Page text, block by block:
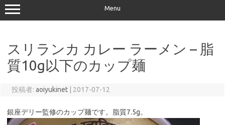
Menu
スリランカ カレー ラーメン – 脂
質10g以下のカップ麺
投稿者: aoiyukinet 2017-07-12
銀座デリー監修のカップ麺です。脂質7.5g。